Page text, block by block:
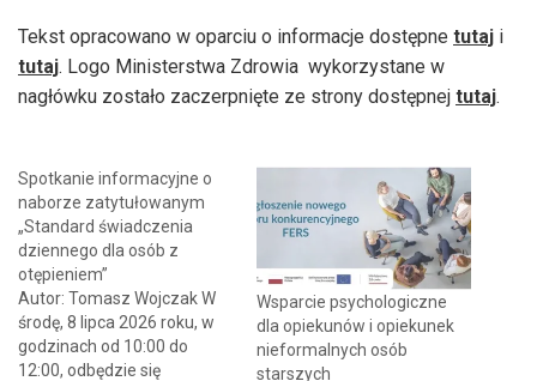
Tekst opracowano w oparciu o informacje dostępne tutaj i
tutaj. Logo Ministerstwa Zdrowia wykorzystane w
nagłówku zostało zaczerpnięte ze strony dostępnej tutaj.
Spotkanie informacyjne o
naborze zatytułowanym
„Standard świadczenia
dziennego dla osób z
otępieniem”
Autor: Tomasz Wojczak W
środę, 8 lipca 2026 roku, w
godzinach od 10:00 do
12:00, odbędzie się
Wsparcie psychologiczne
dla opiekunów i opiekunek
nieformalnych osób
starszych